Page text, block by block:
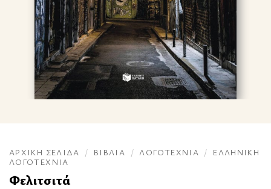
ΑΡΧΙΚΉ ΣΕΛΊΔΑ / ΒΙΒΛΊΑ / ΛΟΓΟΤΕΧΝΊΑ /
ΕΛΛΗΝΙΚΉ
ΛΟΓΟΤΕΧΝΊΑ
Φελιτσιτά